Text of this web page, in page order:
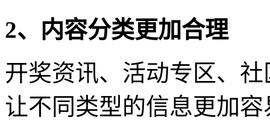
2、内容分类更加合理
开奖资讯、活动专区、
让不同类型的信息更加